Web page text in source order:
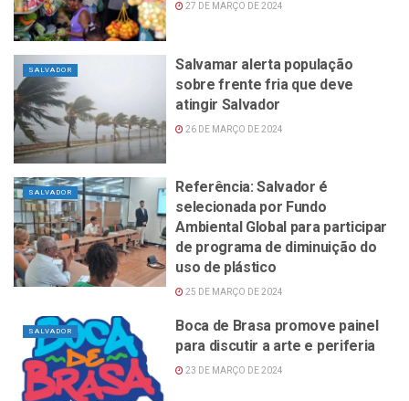
27 DE MARÇO DE 2024
SALVADOR
Salvamar alerta população
sobre frente fria que deve
atingir Salvador
26 DE MARÇO DE 2024
SALVADOR
Referência: Salvador é
selecionada por Fundo
Ambiental Global para participar
de programa de diminuição do
uso de plástico
25 DE MARÇO DE 2024
SALVADOR
Boca de Brasa promove painel
para discutir a arte e periferia
23 DE MARÇO DE 2024